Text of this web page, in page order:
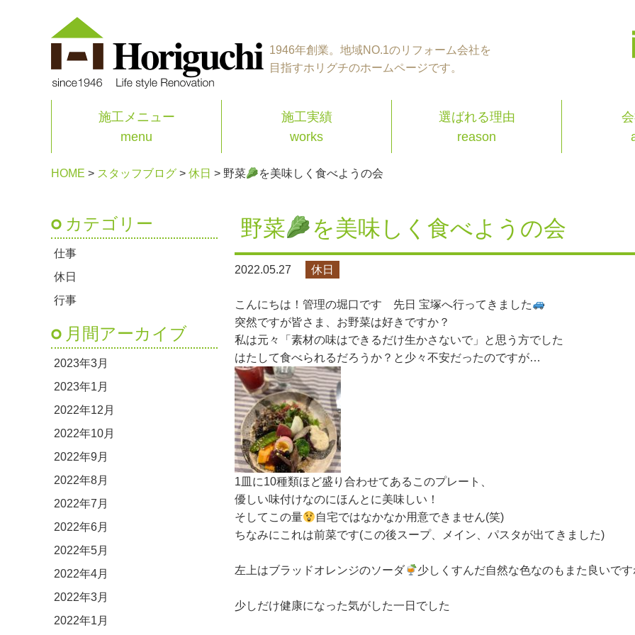
1946年創業。地域NO.1のリフォーム会社を
目指すホリグチのホームページです。
施工メニュー
menu
施工実績
works
選ばれる理由
reason
HOME > スタッフブログ > 休日 > 野菜 を美味しく食べようの会
野菜 を美味しく食べようの会
2022.05.27 休日
こんにちは！管理の堀口です 先日 宝塚へ行ってきました
突然ですが皆さま、お野菜は好きですか？
私は元々「素材の味はできるだけ生かさないで」と思う方でした
はたして食べられるだろうか？と少々不安だったのですが…
1皿に10種類ほど盛り合わせてあるこのプレート、
優しい味付けなのにほんとに美味しい！
そしてこの量
自宅ではなかなか用意できません(笑)
ちなみにこれは前菜です(この後スープ、メイン、パスタが出てきました)
左上はブラッドオレンジのソーダ 少しくすんだ自然な色なのもまた良いで
少しだけ健康になった気がした一日でした
カテゴリー
仕事
休日
行事
月間アーカイブ
2023年3月
2023年1月
2022年12月
2022年10月
2022年9月
2022年8月
2022年7月
2022年6月
2022年5月
2022年4月
2022年3月
2022年1月